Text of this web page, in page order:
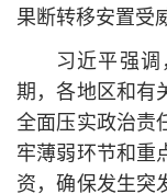
果断转移安置受
习近平 强调
期，各地区和有
全面压实政治责
牢薄弱环节和重
资，确保发生突